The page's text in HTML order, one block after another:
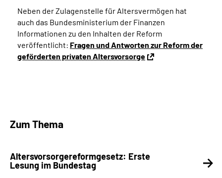
Neben der Zulagenstelle für Altersvermögen hat
auch das Bundesministerium der Finanzen
Informationen zu den Inhalten der Reform
veröffentlicht: Fragen und Antworten zur Reform der
geförderten privaten Altersvorsorge
Zum Thema
Altersvorsorgereformgesetz: Erste
Lesung im Bundestag